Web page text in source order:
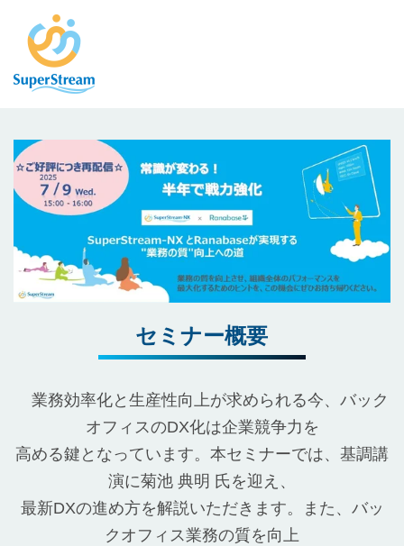
セミナー概要
業務効率化と生産性向上が求められる今、バック
オフィスのDX化は企業競争力を
高める鍵となっています。本セミナーでは、基調講
演に菊池 典明 氏を迎え、
最新DXの進め方を解説いただきます。また、バッ
クオフィス業務の質を向上